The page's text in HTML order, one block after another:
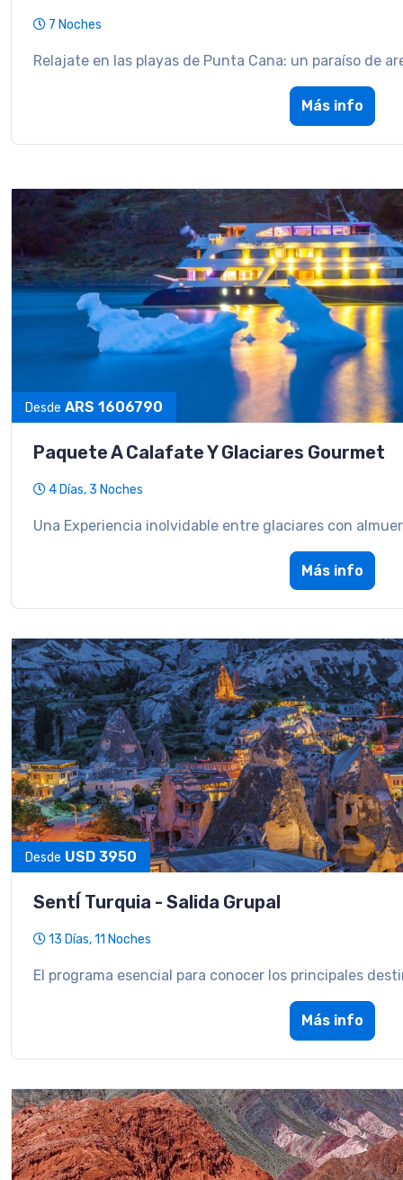
7 Noches
Relajate en las playas de Punta Cana: un paraíso de
Más info
Desde ARS 1606790
Paquete A Calafate Y Glaciares Gourmet
4 Días, 3 Noches
Una Experiencia inolvidable entre glaciares con
Más info
Desde USD 3950
SentÍ Turquia - Salida Grupal
13 Días, 11 Noches
El programa esencial para conocer los principales
Más info